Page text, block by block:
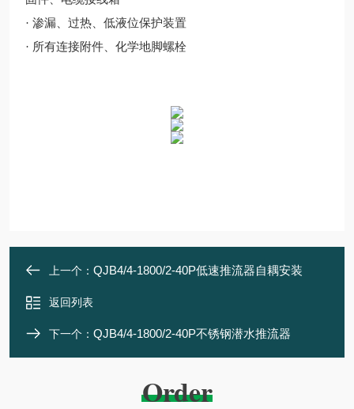
· 渗漏、过热、低液位保护装置
· 所有连接附件、化学地脚螺栓
上一个： QJB4/4-1800/2-40P低速推流器自耦安装
返回列表
下一个： QJB4/4-1800/2-40P不锈钢潜水推流器
Order